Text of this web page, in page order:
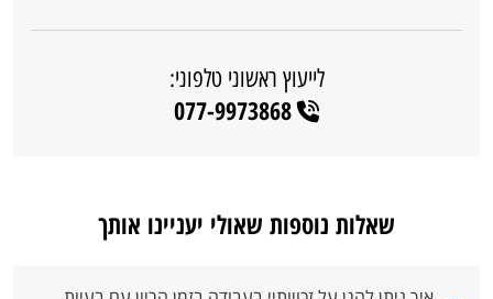
לייעוץ ראשוני טלפוני:
077-9973868
שאלות נוספות שאולי יעניינו אותך